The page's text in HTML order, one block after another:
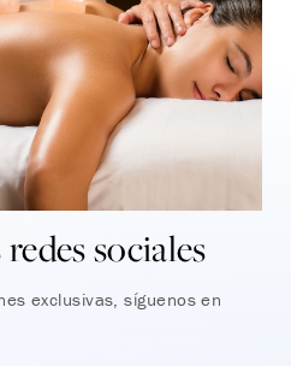
sociales
exclusivas, síguenos en